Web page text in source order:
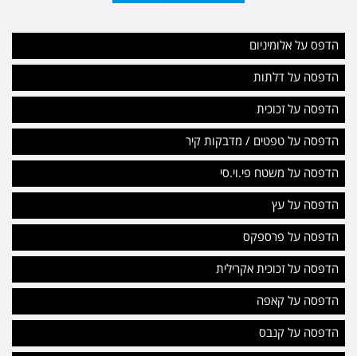
הדפס על אלומיניום
הדפסה על דלתות
הדפסה על זכוכית
הדפסה על טפטים / מדבקות קיר
הדפסה על משטח פי.וי.סי
הדפסה על עץ
הדפסה על פרספקס
הדפסה על זכוכית אקרילית
הדפסה על קאפה
הדפסה על קנבס